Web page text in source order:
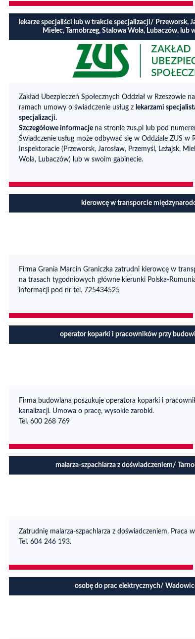
lekarze specjaliści lub w trakcie specjalizacji/ Przeworsk,
Mielec, Tarnobrzeg, Stalowa Wola, Lubaczów, lub
Zakład Ubezpieczeń Społecznych Oddział w Rzeszowie
ramach umowy o świadczenie usług z lekarzami
specjalizacji.
Szczegółowe informacje na stronie zus.pl lub pod
Świadczenie usług może odbywać się w Oddziale ZUS w
Inspektoracie (Przeworsk, Jarosław, Przemyśl, Leżajsk,
Wola, Lubaczów) lub w swoim gabinecie.
kierowcę w transporcie
Firma Grania Marcin Graniczka zatrudni kierowcę w
na trasach tygodniowych główne kierunki Polska-
informacji pod nr tel. 725434525
operator koparki i pracowników przy
Firma budowlana poszukuje operatora koparki i
kanalizacji. Umowa o pracę, wysokie zarobki.
Tel. 600 268 769
malarza-szpachlarza z doświadczeniem/
Zatrudnię malarza-szpachlarza z doświadczeniem. Praca
Tel. 604 246 193.
osobę do prac elektrycznych/